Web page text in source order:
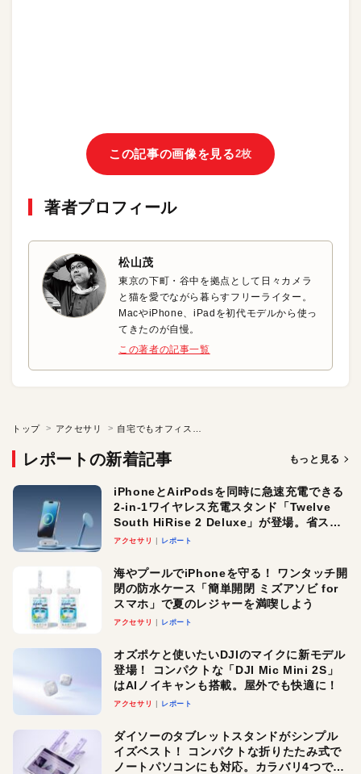
この記事の画像を見る2枚
著者プロフィール
松山茂
東京の下町・谷中を拠点として日々カメラ
と猫を愛でながら暮らすフリーライター。
MacやiPhone、iPadを初代モデルから使っ
てきたのが自慢。
この著者の記事一覧
トップ アクセサリ
レポートの新着記事 もっと見る
iPhoneとAirPodsを同時に急速充電できる
2-in-1ワイヤレス充電スタンド「Twelve
South HiRise 2 Deluxe」が登場。省スペ
ースでおしゃれに充電したい人にオスス
アクセサリ レポート
海やプールでiPhoneを守る！ ワンタッチ開
閉の防水ケース「簡単開閉 ミズアソビ for
スマホ」で夏のレジャーを満喫しよう
アクセサリ レポート
オズポケと使いたいDJIのマイクに新モデル
登場！ コンパクトな「DJI Mic Mini 2S」
はAIノイキャンも搭載。屋外でも快適に！
アクセサリ レポート
ダイソーのタブレットスタンドがシンプル
イズベスト！ コンパクトな折りたたみ式で
ノートパソコンにも対応。カラバリ4つで選